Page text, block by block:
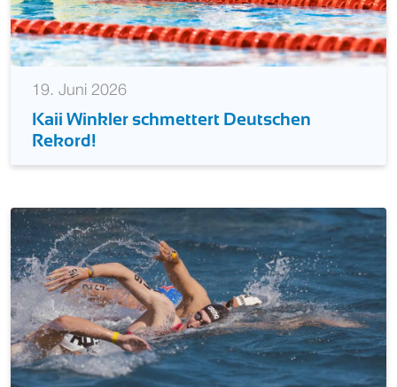
19. Juni 2026
Kaii Winkler schmettert Deutschen
Rekord!